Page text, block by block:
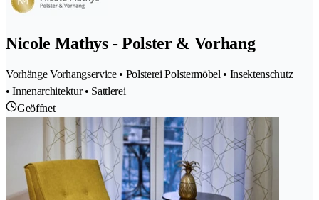
Nicole Mathys - Polster & Vorhang
Vorhänge Vorhangservice • Polsterei Polstermöbel • Insektenschutz
• Innenarchitektur • Sattlerei
Geöffnet